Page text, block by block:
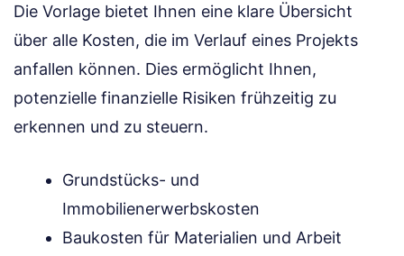
Die Vorlage bietet Ihnen eine klare Übersicht
über alle Kosten, die im Verlauf eines Projekts
anfallen können. Dies ermöglicht Ihnen,
potenzielle finanzielle Risiken frühzeitig zu
erkennen und zu steuern.
Grundstücks- und
Immobilienerwerbskosten
Baukosten für Materialien und Arbeit